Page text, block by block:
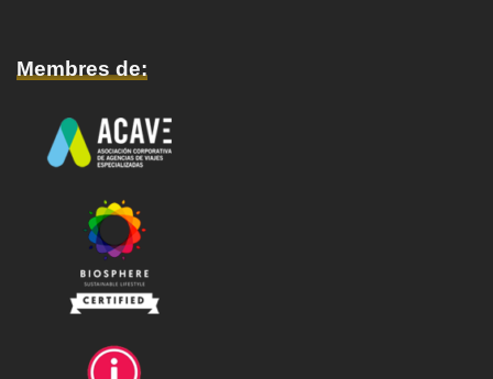
Membres de: